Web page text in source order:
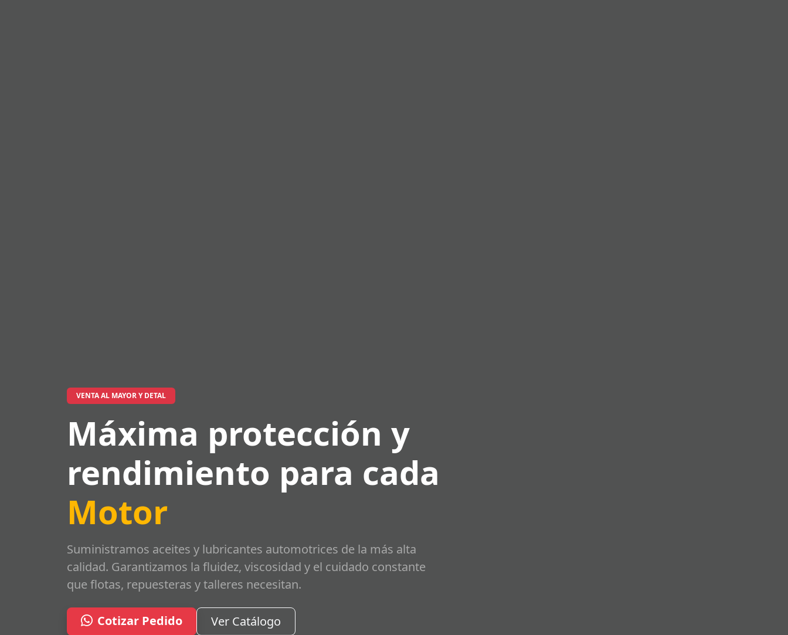
VENTA AL MAYOR Y DETAL
Máxima protección y
rendimiento para cada
Motor
Suministramos aceites y lubricantes automotrices de la más alta
calidad. Garantizamos la fluidez, viscosidad y el cuidado constante
que flotas, repuesteras y talleres necesitan.
Cotizar Pedido Ver Catálogo